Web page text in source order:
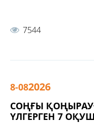
7544
8-082026
СОҢҒЫ
ҮЛГЕРГЕН 7